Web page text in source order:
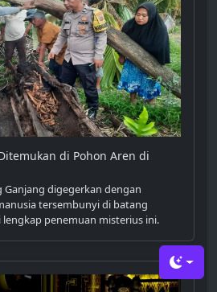
Toggle
di Pohon Aren di
Ganjang digegerkan dengan
tersembunyi di batang
penemuan misterius ini.